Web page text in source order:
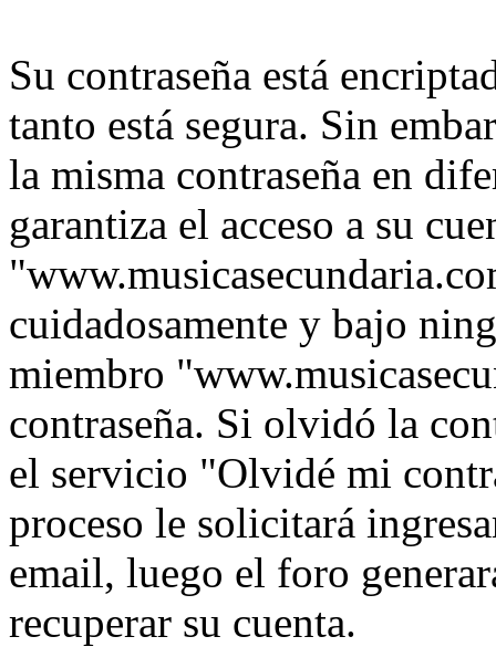
Su contraseña está
tanto está segura. Sin
la misma contraseña en
garantiza el acceso a su
cuidadosamente y bajo
miembro
contraseña. Si olvidó la
el servicio "Olvidé mi
proceso le solicitará
email, luego el foro
recuperar su cuenta.